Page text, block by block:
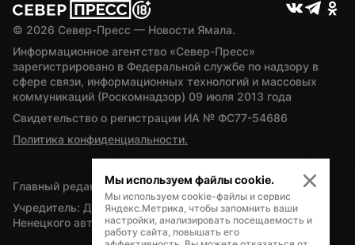
© 2026 Север-Пресс — Новости Ямала.
Информационное агентство «Север-Пресс»
зарегистрировано в Федеральной службе по надзору в
сфере связи, информационных технологий и массовых
коммуникаций (Роскомнадзор) 09 июля 2013 года
Свидетельство о регистрации ИА № ФС77-54686
Политика конфиденциальности.
Главный редактор — А.Л. Поздеев
Учредитель: Департамент внутренней политики Ямало-
Ненецкого автономного округа
Мы используем файлы cookie.
Мы используем cookie-файлы и сервис
Яндекс.Метрика, чтобы запомнить ваши
настройки, анализировать посещаемость и
работу сайта, повышать его